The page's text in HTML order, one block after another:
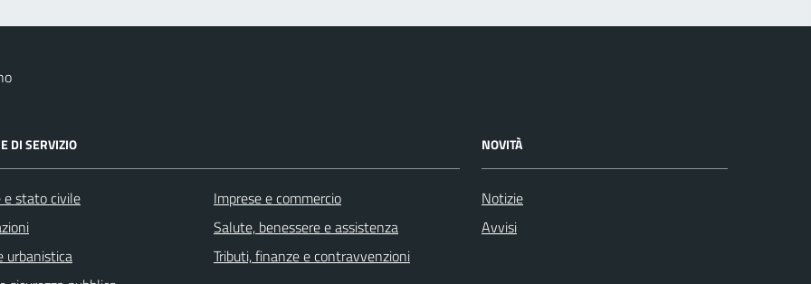
DI SERVIZIO
e stato civile
urbanistica
Imprese e commercio
Salute, benessere e assistenza
Tributi, finanze e contravvenzioni
NOVITÀ
Notizie
Avvisi